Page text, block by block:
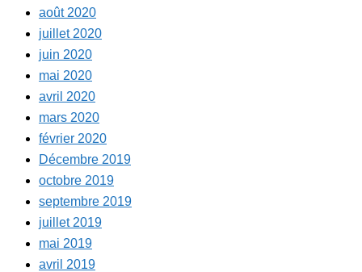
août 2020
juillet 2020
juin 2020
mai 2020
avril 2020
mars 2020
février 2020
Décembre 2019
octobre 2019
septembre 2019
juillet 2019
mai 2019
avril 2019